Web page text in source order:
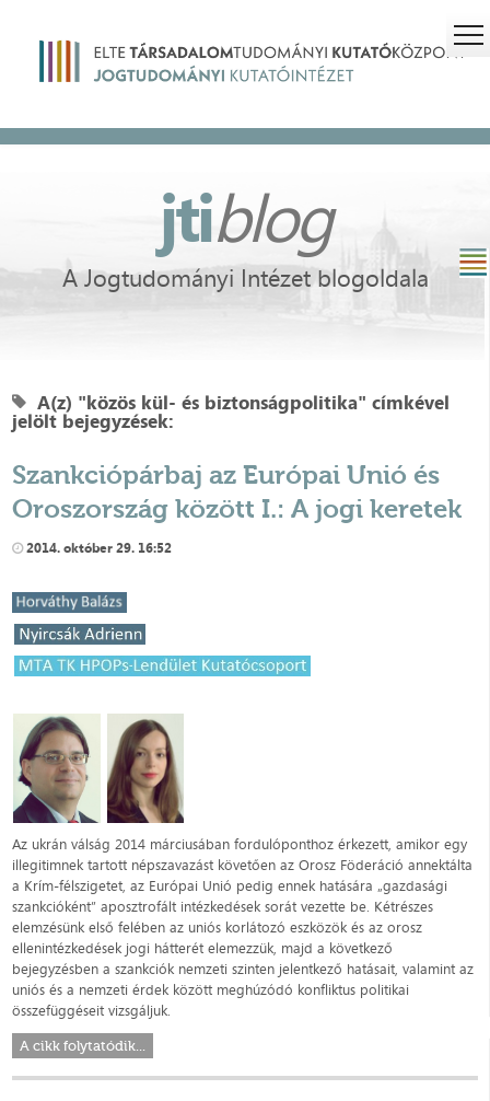
jtiblog
A Jogtudományi Intézet blogoldala
A(z) "közös kül- és biztonságpolitika" címkével
jelölt bejegyzések:
Szankciópárbaj az Európai Unió és
Oroszország között I.: A jogi keretek
2014. október 29. 16:52
Az ukrán válság 2014 márciusában fordulóponthoz érkezett, amikor egy
illegitimnek tartott népszavazást követően az Orosz Föderáció annektálta
a Krím-félszigetet, az Európai Unió pedig ennek hatására „gazdasági
szankcióként” aposztrofált intézkedések sorát vezette be. Kétrészes
elemzésünk első felében az uniós korlátozó eszközök és az orosz
ellenintézkedések jogi hátterét elemezzük, majd a következő
bejegyzésben a szankciók nemzeti szinten jelentkező hatásait, valamint az
uniós és a nemzeti érdek között meghúzódó konfliktus politikai
összefüggéseit vizsgáljuk.
A cikk folytatódik...